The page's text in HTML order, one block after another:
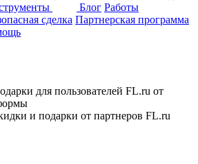
Блог Работы
сделка Партнерская программа
для пользователей FL.ru от
и подарки от партнеров FL.ru